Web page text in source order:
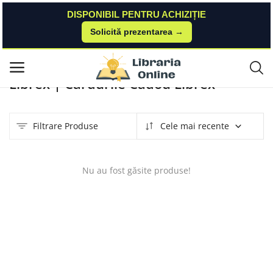
DISPONIBIL PENTRU ACHIZIȚIE
Solicită prezentarea →
Meniu principal
Cardurile Cadou Librex
Librex | Cardurile Cadou Librex
Filtrare Produse Cele mai recente
Nu au fost găsite produse!